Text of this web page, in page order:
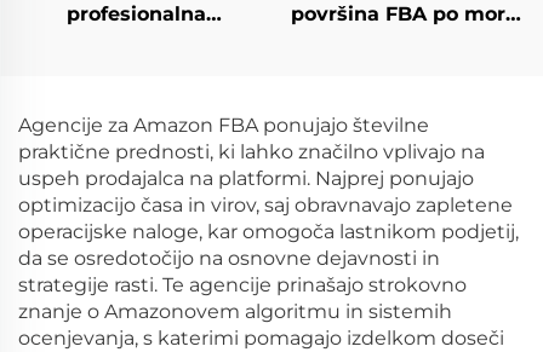
profesionalna
pošiljanje tovora v
Evropo ZDA DDP
površina FBA po morju
Avstralijo Kanado Hitra
carinska odobritev
Agencije za Amazon FBA ponujajo številne
praktične prednosti, ki lahko značilno vplivajo na
uspeh prodajalca na platformi. Najprej ponujajo
optimizacijo časa in virov, saj obravnavajo zapletene
operacijske naloge, kar omogoča lastnikom podjetij,
da se osredotočijo na osnovne dejavnosti in
strategije rasti. Te agencije prinašajo strokovno
znanje o Amazonovem algoritmu in sistemih
ocenjevanja, s katerimi pomagajo izdelkom doseči